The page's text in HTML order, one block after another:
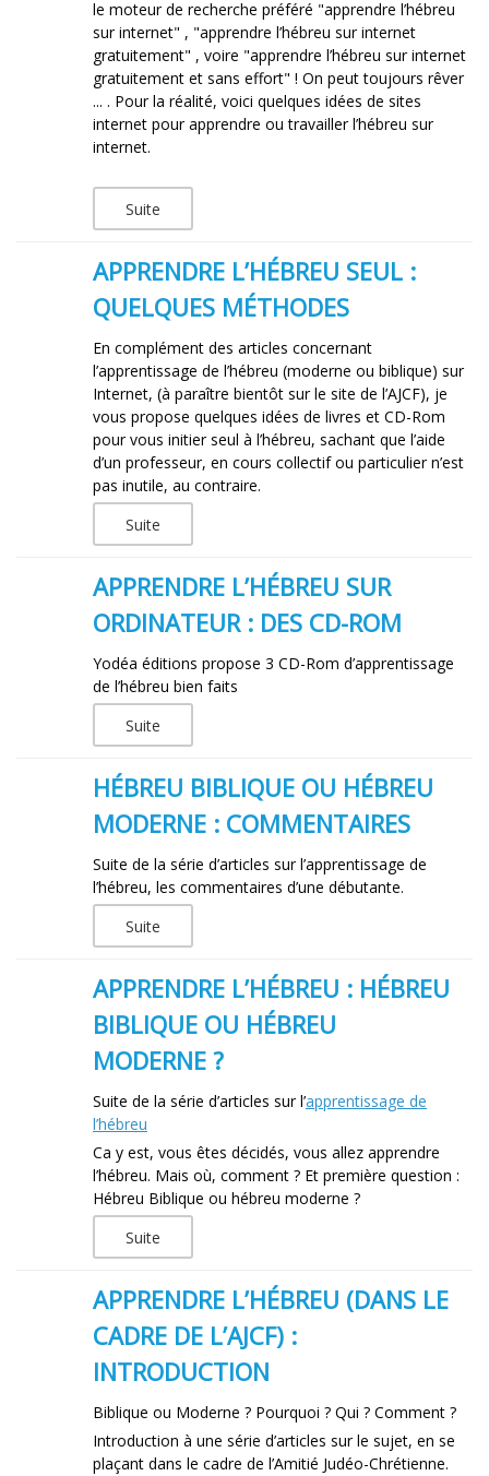
le moteur de recherche préféré "apprendre l’hébreu
sur internet" , "apprendre l’hébreu sur internet
gratuitement" , voire "apprendre l’hébreu sur internet
gratuitement et sans effort" ! On peut toujours rêver
... . Pour la réalité, voici quelques idées de sites
internet pour apprendre ou travailler l’hébreu sur
internet.
Suite
APPRENDRE L’HÉBREU SEUL :
QUELQUES MÉTHODES
En complément des articles concernant
l’apprentissage de l’hébreu (moderne ou biblique) sur
Internet, (à paraître bientôt sur le site de l’AJCF), je
vous propose quelques idées de livres et CD-Rom
pour vous initier seul à l’hébreu, sachant que l’aide
d’un professeur, en cours collectif ou particulier n’est
pas inutile, au contraire.
Suite
APPRENDRE L’HÉBREU SUR
ORDINATEUR : DES CD-ROM
Yodéa éditions propose 3 CD-Rom d’apprentissage
de l’hébreu bien faits
Suite
HÉBREU BIBLIQUE OU HÉBREU
MODERNE : COMMENTAIRES
Suite de la série d’articles sur l’apprentissage de
l’hébreu, les commentaires d’une débutante.
Suite
APPRENDRE L’HÉBREU : HÉBREU
BIBLIQUE OU HÉBREU
MODERNE ?
Suite de la série d’articles sur l’apprentissage de
l’hébreu
Ca y est, vous êtes décidés, vous allez apprendre
l’hébreu. Mais où, comment ? Et première question :
Hébreu Biblique ou hébreu moderne ?
Suite
APPRENDRE L’HÉBREU (DANS LE
CADRE DE L’AJCF) :
INTRODUCTION
Biblique ou Moderne ? Pourquoi ? Qui ? Comment ?
Introduction à une série d’articles sur le sujet, en se
plaçant dans le cadre de l’Amitié Judéo-Chrétienne.